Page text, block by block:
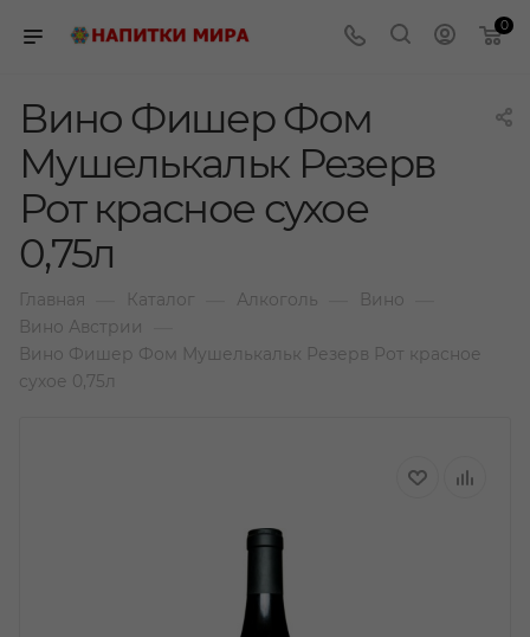
0
Вино Фишер Фом
Мушелькальк Резерв
Рот красное сухое
0,75л
Главная Каталог Алкоголь Вино
Вино Австрии
Вино Фишер Фом Мушелькальк Резерв Рот красное
сухое 0,75л